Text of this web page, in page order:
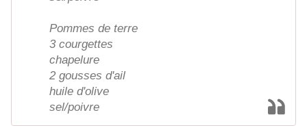
Pommes de terre
3 courgettes
chapelure
2 gousses d'ail
huile d'olive
sel/poivre